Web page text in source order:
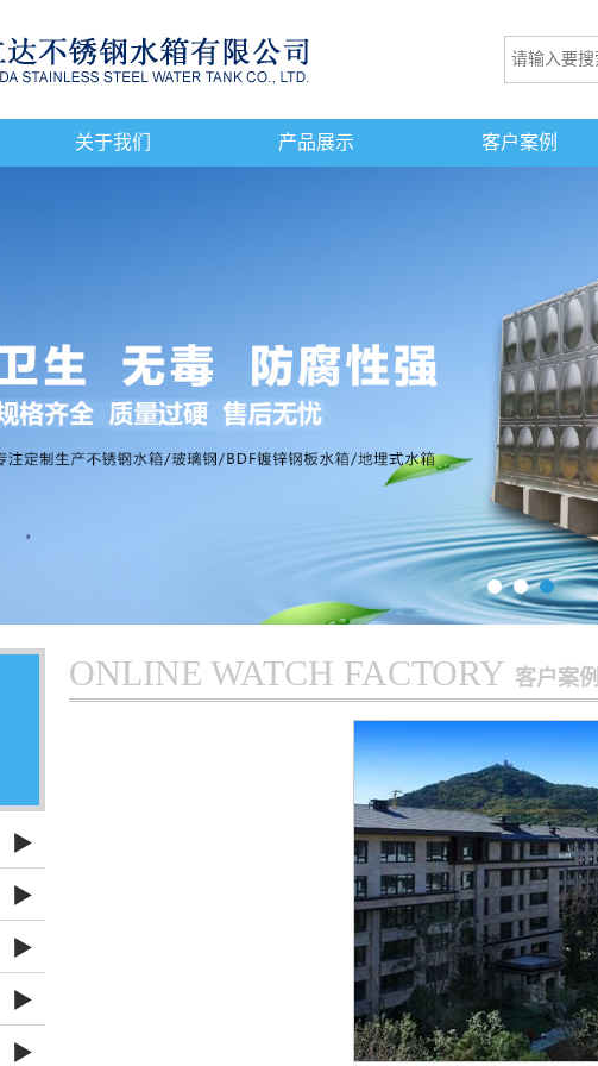
关于我们 产品展示 客户案例
▶
▶
▶
▶
▶
ONLINE WATCH FACTORY 客户案例